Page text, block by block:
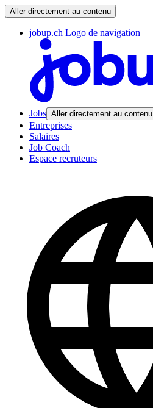
Aller directement au contenu
jobup.ch Logo de navigation
Jobs Aller directement au contenu
Entreprises
Salaires
Job Coach
Espace recruteurs